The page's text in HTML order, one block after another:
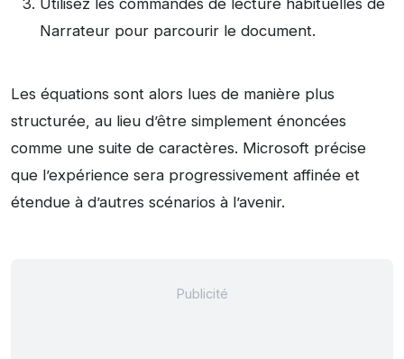
Utilisez les commandes de lecture habituelles de
Narrateur pour parcourir le document.
Les équations sont alors lues de manière plus
structurée, au lieu d’être simplement énoncées
comme une suite de caractères. Microsoft précise
que l’expérience sera progressivement affinée et
étendue à d’autres scénarios à l’avenir.